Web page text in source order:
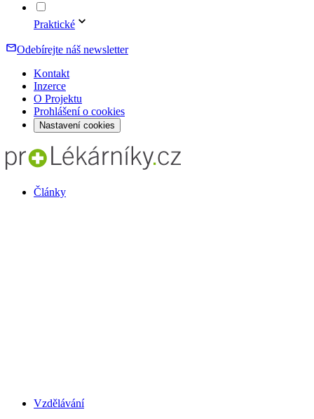
Praktické
Odebírejte náš newsletter
Kontakt
Inzerce
O Projektu
Prohlášení o cookies
Nastavení cookies
Články
Vzdělávání